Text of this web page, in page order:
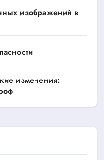
изображений в
изменения: